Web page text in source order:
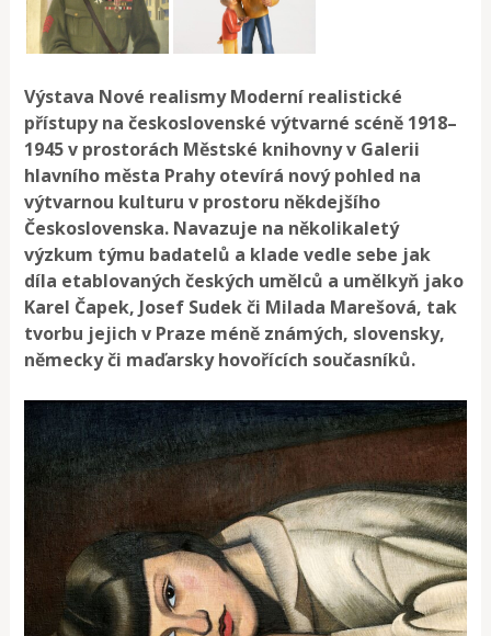
Výstava Nové realismy Moderní realistické
přístupy na československé výtvarné scéně 1918–
1945 v prostorách Městské knihovny v Galerii
hlavního města Prahy otevírá nový pohled na
výtvarnou kulturu v prostoru někdejšího
Československa. Navazuje na několikaletý
výzkum týmu badatelů a klade vedle sebe jak
díla etablovaných českých umělců a umělkyň jako
Karel Čapek, Josef Sudek či Milada Marešová, tak
tvorbu jejich v Praze méně známých, slovensky,
německy či maďarsky hovořících současníků.